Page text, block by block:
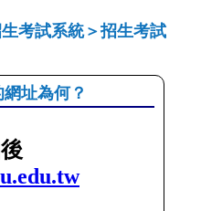
考試系統＞招生考試
址為何？